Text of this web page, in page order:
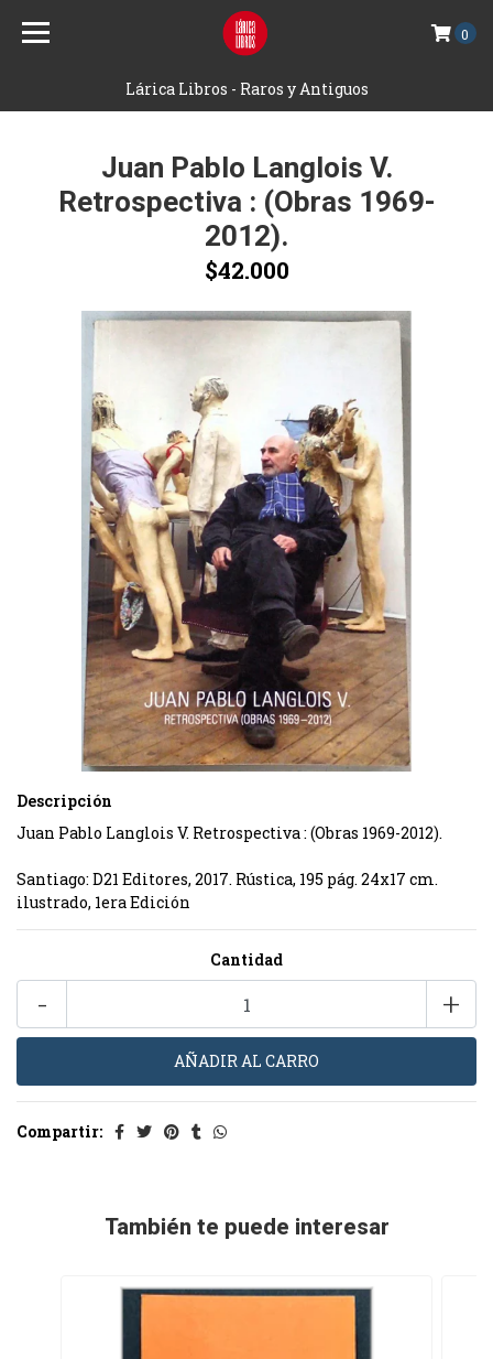
Lárica Libros - Raros y Antiguos
0
Juan Pablo Langlois V.
Retrospectiva : (Obras 1969-
2012).
$42.000
Descripción
Juan Pablo Langlois V. Retrospectiva : (Obras 1969-2012).
Santiago: D21 Editores, 2017. Rústica, 195 pág. 24x17 cm.
ilustrado, 1era Edición
Cantidad
+
-
Compartir:
También te puede interesar